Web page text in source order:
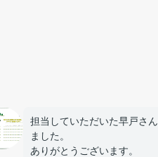
担当していただいた早戸さ
ました。
ありがとうございます。